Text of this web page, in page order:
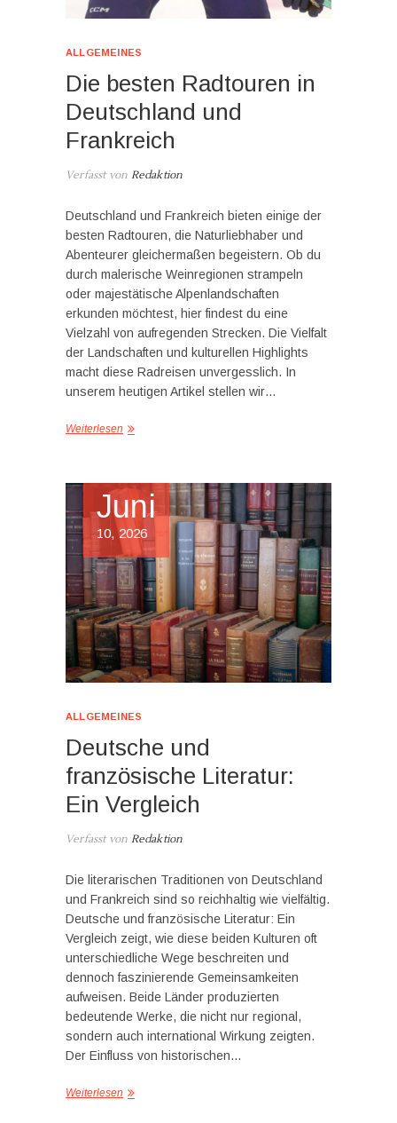
ALLGEMEINES
Die besten Radtouren in
Deutschland und
Frankreich
Verfasst von Redaktion
Deutschland und Frankreich bieten einige der
besten Radtouren, die Naturliebhaber und
Abenteurer gleichermaßen begeistern. Ob du
durch malerische Weinregionen strampeln
oder majestätische Alpenlandschaften
erkunden möchtest, hier findest du eine
Vielzahl von aufregenden Strecken. Die Vielfalt
der Landschaften und kulturellen Highlights
macht diese Radreisen unvergesslich. In
unserem heutigen Artikel stellen wir…
Weiterlesen
Juni
10, 2026
ALLGEMEINES
Deutsche und
französische Literatur:
Ein Vergleich
Verfasst von Redaktion
Die literarischen Traditionen von Deutschland
und Frankreich sind so reichhaltig wie vielfältig.
Deutsche und französische Literatur: Ein
Vergleich zeigt, wie diese beiden Kulturen oft
unterschiedliche Wege beschreiten und
dennoch faszinierende Gemeinsamkeiten
aufweisen. Beide Länder produzierten
bedeutende Werke, die nicht nur regional,
sondern auch international Wirkung zeigten.
Der Einfluss von historischen…
Weiterlesen